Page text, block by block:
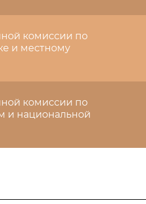
комиссии по
и местному
комиссии по
и национальной